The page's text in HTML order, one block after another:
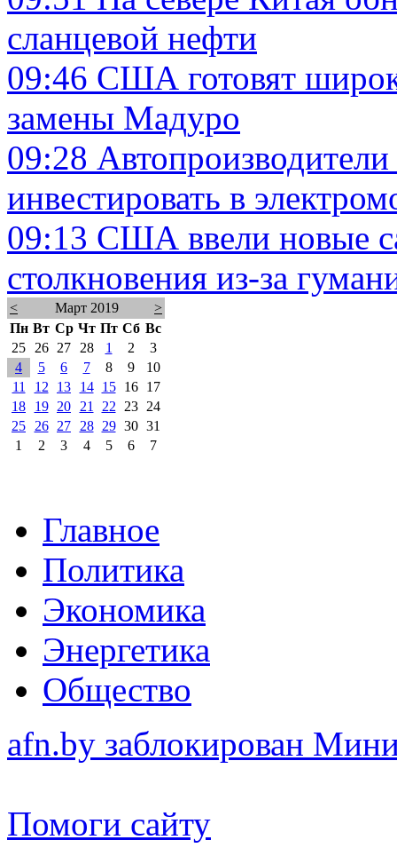
сланцевой нефти
09:46 США готовят
замены Мадуро
09:28
инвестировать в
09:13 США ввели новые
столкновения из-за
< Март 2019
>
Пн Вт Ср Чт Пт Сб Вс
25
26 27 28 1 2
3
4
5 6 7 8 9
10
11
12 13 14 15 16
17
18
19 20 21 22 23
24
25
26 27 28 29 30 31
1
2 3 4 5 6 7
Главное
Политика
Экономика
Энергетика
Общество
afn.by заблокирован
Помоги сайту